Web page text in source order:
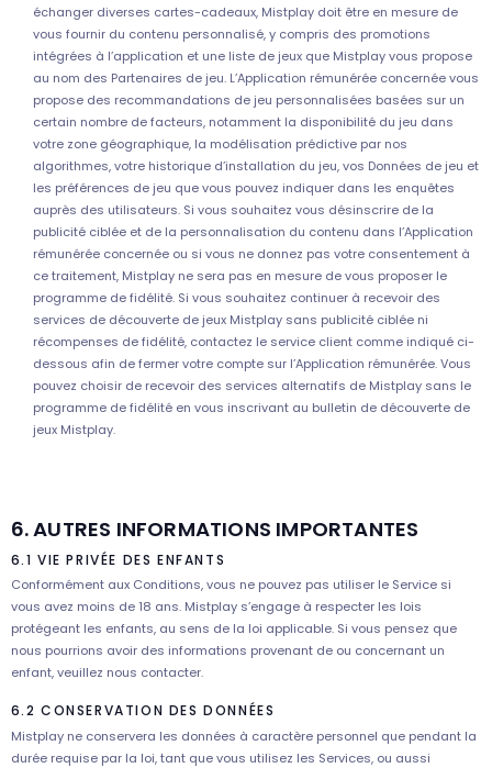
échanger diverses cartes-cadeaux, Mistplay doit être en mesure de
vous fournir du contenu personnalisé, y compris des promotions
intégrées à l’application et une liste de jeux que Mistplay vous propose
au nom des Partenaires de jeu. L’Application rémunérée concernée vous
propose des recommandations de jeu personnalisées basées sur un
certain nombre de facteurs, notamment la disponibilité du jeu dans
votre zone géographique, la modélisation prédictive par nos
algorithmes, votre historique d’installation du jeu, vos Données de jeu et
les préférences de jeu que vous pouvez indiquer dans les enquêtes
auprès des utilisateurs. Si vous souhaitez vous désinscrire de la
publicité ciblée et de la personnalisation du contenu dans l’Application
rémunérée concernée ou si vous ne donnez pas votre consentement à
ce traitement, Mistplay ne sera pas en mesure de vous proposer le
programme de fidélité. Si vous souhaitez continuer à recevoir des
services de découverte de jeux Mistplay sans publicité ciblée ni
récompenses de fidélité, contactez le service client comme indiqué ci-
dessous afin de fermer votre compte sur l’Application rémunérée. Vous
pouvez choisir de recevoir des services alternatifs de Mistplay sans le
programme de fidélité en vous inscrivant au bulletin de découverte de
jeux Mistplay.
6. AUTRES INFORMATIONS IMPORTANTES
6.1 VIE PRIVÉE DES ENFANTS
Conformément aux Conditions, vous ne pouvez pas utiliser le Service si
vous avez moins de 18 ans. Mistplay s’engage à respecter les lois
protégeant les enfants, au sens de la loi applicable. Si vous pensez que
nous pourrions avoir des informations provenant de ou concernant un
enfant, veuillez nous contacter.
6.2 CONSERVATION DES DONNÉES
Mistplay ne conservera les données à caractère personnel que pendant la
durée requise par la loi, tant que vous utilisez les Services, ou aussi